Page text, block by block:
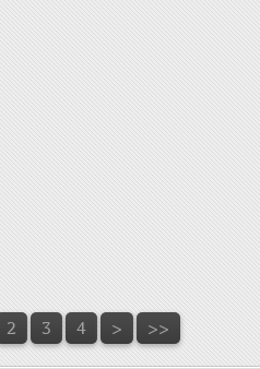
2 3 4 > >>